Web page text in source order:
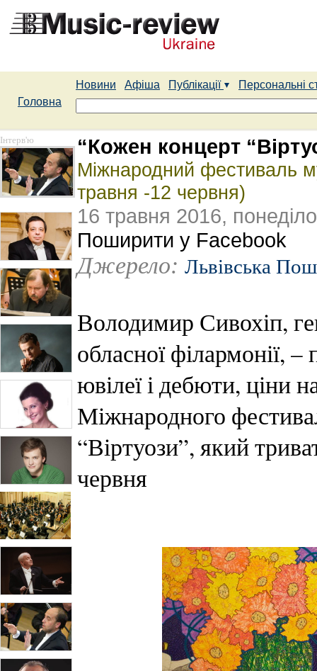
Новини Афіша Публікації
Персональні
Головна
Інтерв'ю “Кожен концерт
Міжнародний фестиваль
травня -12 червня)
16 травня 2016,
Поширити у Facebook
Джерело: Львівська
Володимир Сивохіп,
обласної філармонії, –
ювілеї і дебюти, ціни
Міжнародного
“Віртуози”, який
червня